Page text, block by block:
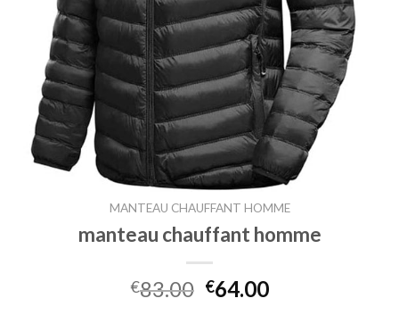
MANTEAU CHAUFFANT HOMME
manteau chauffant homme
€83.00 €64.00